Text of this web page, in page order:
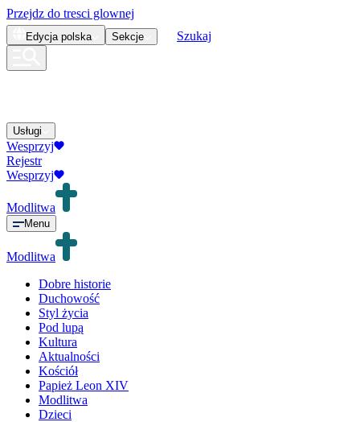
Przejdz do tresci glownej
Edycja polska Sekcje Szukaj
Usługi
Wesprzyj
Rejestr
Wesprzyj
Modlitwa
Menu
Modlitwa
Dobre historie
Duchowość
Styl życia
Pod lupą
Kultura
Aktualności
Kościół
Papież Leon XIV
Modlitwa
Dzieci